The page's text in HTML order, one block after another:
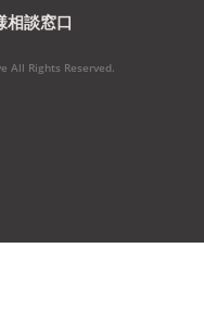
相談窓口
All Rights Reserved.